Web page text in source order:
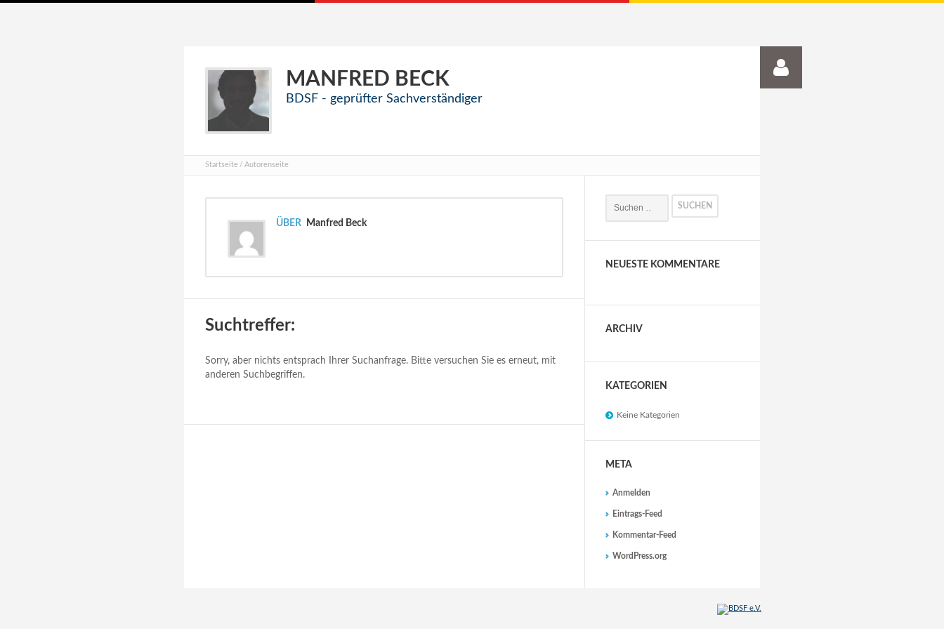
MANFRED BECK
BDSF - geprüfter Sachverständiger
Startseite Autorenseite
ÜBER Manfred Beck
Suchtreffer:
Sorry, aber nichts entsprach Ihrer Suchanfrage. Bitte versuchen Sie es erneut, mit
anderen Suchbegriffen.
NEUESTE KOMMENTARE
ARCHIV
KATEGORIEN
Keine Kategorien
META
Anmelden
Eintrags-Feed
Kommentar-Feed
WordPress.org